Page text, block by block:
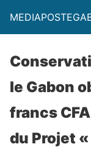
le Gabon
francs
du Projet